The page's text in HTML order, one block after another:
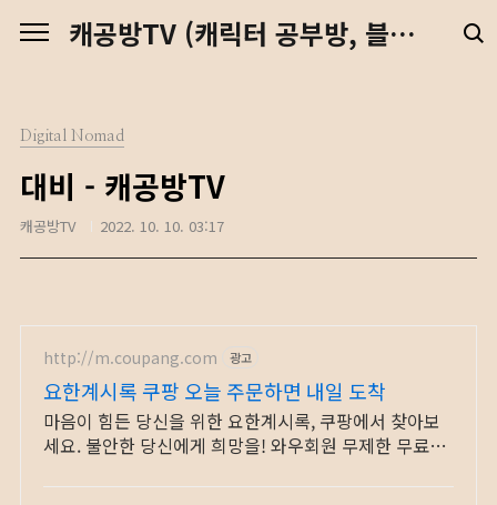
캐공방TV (캐릭터 공부방, 블렌더 강좌, 예수님, 디지털 노마드)
Digital Nomad
대비 - 캐공방TV
캐공방TV 2022. 10. 10. 03:17
http://m.coupang.com 광고
요한계시록 쿠팡 오늘 주문하면 내일 도착
마음이 힘든 당신을 위한 요한계시록, 쿠팡에서 찾아보
세요. 불안한 당신에게 희망을! 와우회원 무제한 무료배